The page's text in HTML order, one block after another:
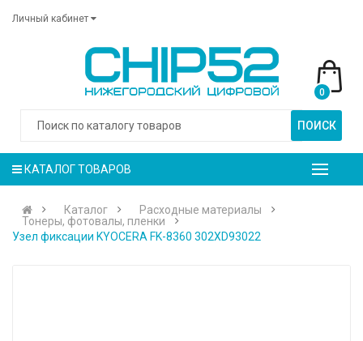
Личный кабинет
ПОИСК
0
КАТАЛОГ ТОВАРОВ
Каталог
Расходные материалы
Тонеры, фотовалы, пленки
Узел фиксации KYOCERA FK-8360 302XD93022